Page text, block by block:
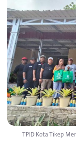
TPID Kota Tikep